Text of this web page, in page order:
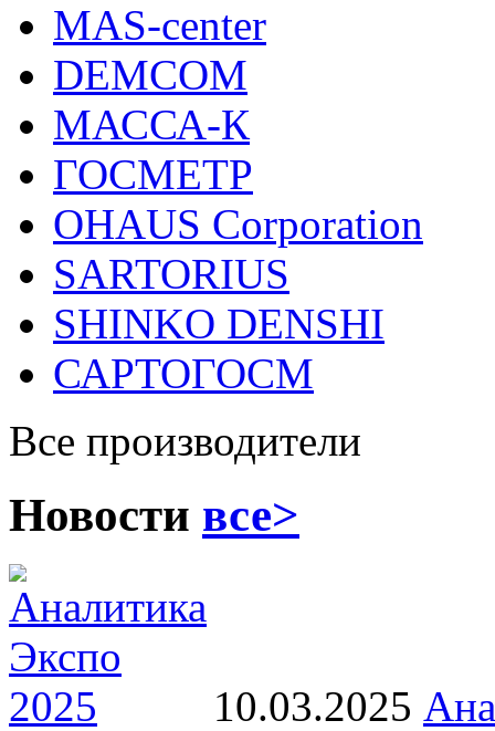
MAS-center
DEMCOM
МАССА-К
ГОСМЕТР
OHAUS Corporation
SARTORIUS
SHINKO DENSHI
САРТОГОСМ
Все производители
Новости все>
10.03.2025